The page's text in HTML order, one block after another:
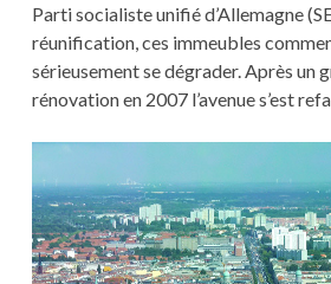
Parti socialiste unifié d’Allemagne
réunification, ces immeubles
sérieusement se dégrader. Après un
rénovation en 2007 l’avenue s’est